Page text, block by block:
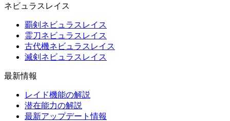
ネビュラスレイス
覇剣ネビュラスレイス
霊刀ネビュラスレイス
古代機ネビュラスレイス
滅剣ネビュラスレイス
最新情報
レイド機能の解説
潜在能力の解説
最新アップデート情報